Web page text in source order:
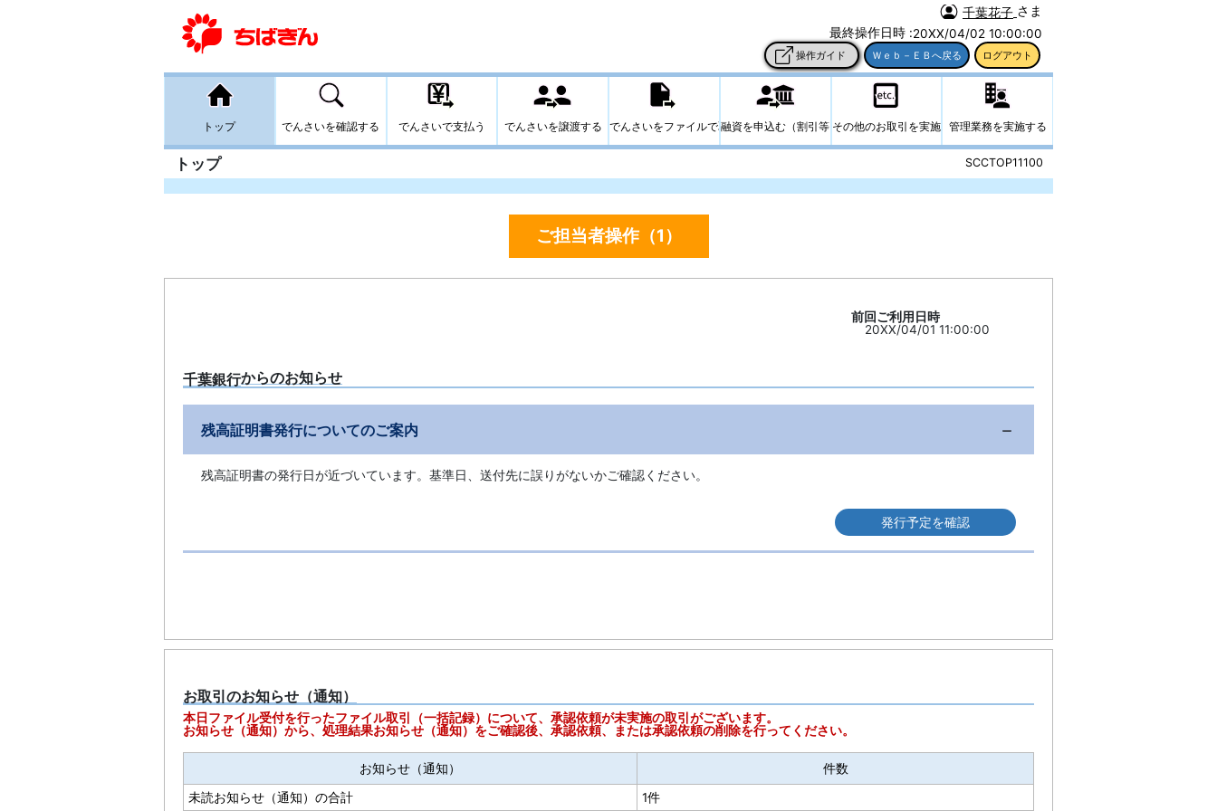
千葉花子 さま
最終操作日時 :20XX/04/02 10:00:00
トップ SCCTOP11100
ご担当者操作（1）
前回ご利用日時
20XX/04/01 11:00:00
千葉銀行からのお知らせ
残高証明書発行についてのご案内
残高証明書の発行日が近づいています。基準日、送付先に誤りがないかご確認ください。
お取引のお知らせ（通知）
本日ファイル受付を行ったファイル取引（一括記録）について、承認依頼が未実施の取引がございます。
お知らせ（通知）から、処理結果お知らせ（通知）をご確認後、承認依頼、または承認依頼の削除を行ってください。
お知らせ（通知）
件数
未読お知らせ（通知）の合計
1件